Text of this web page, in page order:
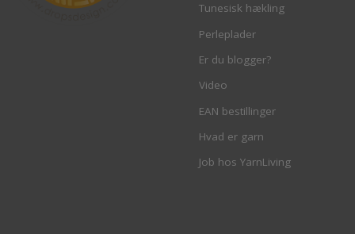
Tunesisk hækling
Perleplader
Er du blogger?
Video
EAN bestillinger
Hvad er garn
Job hos YarnLiving